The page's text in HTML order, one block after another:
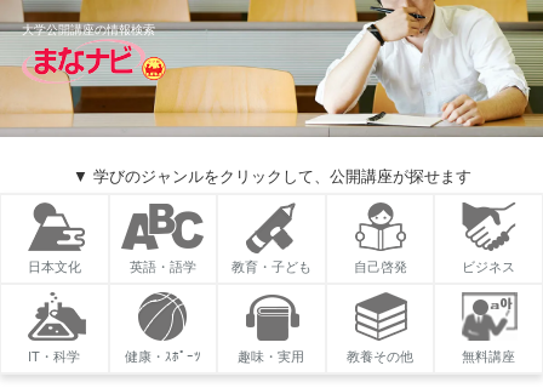
大学公開講座の情報検索
▼ 学びのジャンルをクリックして、公開講座が探せます
日本文化 英語・語学 教育・子ども 自己啓発 ビジネス
IT・科学 健康・ｽﾎﾟｰﾂ 趣味・実用 教養その他 無料講座